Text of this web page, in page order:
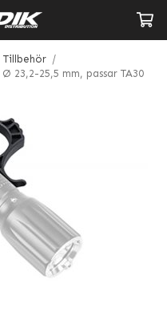
Tillbehör /
23,2-25,5 mm, passar TA30